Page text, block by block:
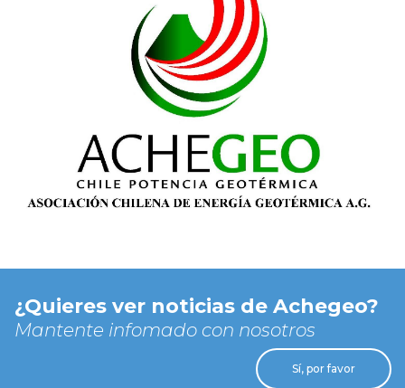
¿Quieres ver noticias de Achegeo?
Mantente infomado con nosotros
Sí, por favor